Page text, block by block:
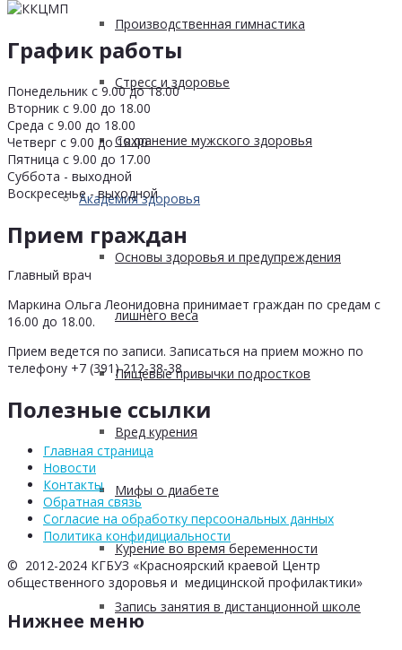
Производственная гимнастика
Стресс и здоровье
Сохранение мужского здоровья
Академия здоровья
Основы здоровья и предупреждения
лишнего веса
Пищевые привычки подростков
Вред курения
Мифы о диабете
Курение во время беременности
Запись занятия в дистанционной школе
График работы
Понедельник с 9.00 до 18.00
Вторник с 9.00 до 18.00
Среда с 9.00 до 18.00
Четверг с 9.00 до 18.00
Пятница с 9.00 до 17.00
Суббота - выходной
Воскресенье - выходной
Прием граждан
Главный врач
Маркина Ольга Леонидовна принимает граждан по средам с
16.00 до 18.00.
Прием ведется по записи. Записаться на прием можно по
телефону +7 (391) 212-38-38
Полезные ссылки
Главная страница
Новости
Контакты
Обратная связь
Согласие на обработку персоональных данных
Политика конфидициальности
© 2012-2024 КГБУЗ «Красноярский краевой Центр
общественного здоровья и медицинской профилактики»
Нижнее меню